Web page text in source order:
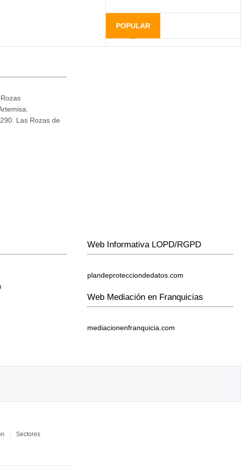
POPULAR
Las Rozas de
Web Informativa LOPD/RGPD
plandeprotecciondedatos.com
Web Mediación en Franquicias
mediacionenfranquicia.com
Sectores